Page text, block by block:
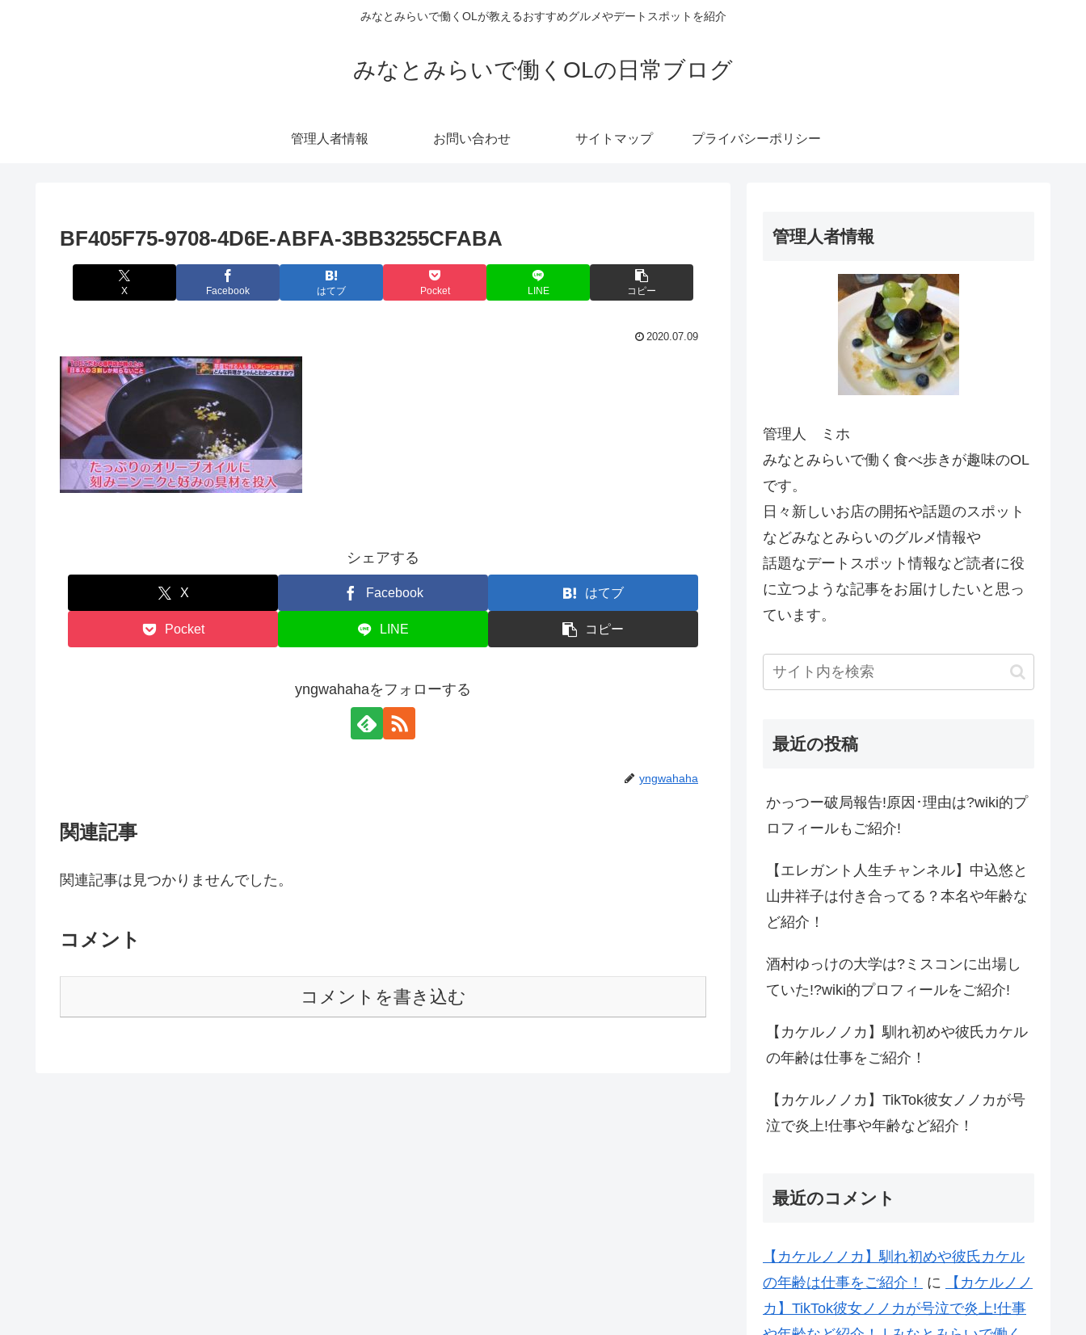
みなとみらいで働くOLが教えるおすすめグルメやデートスポットを紹介
みなとみらいで働くOLの日常ブログ
管理人者情報 お問い合わせ サイトマップ プライバシーポリシー
BF405F75-9708-4D6E-ABFA-3BB3255CFABA
X Facebook はてブ Pocket LINE コピー
2020.07.09
シェアする
X Facebook はてブ
Pocket LINE コピー
yngwahahaをフォローする
yngwahaha
関連記事
関連記事は見つかりませんでした。
コメント
コメントを書き込む
管理人者情報
管理人 ミホ
みなとみらいで働く食べ歩きが趣味のOL
です。
日々新しいお店の開拓や話題のスポット
などみなとみらいのグルメ情報や
話題なデートスポット情報など読者に役
に立つような記事をお届けしたいと思っ
ています。
最近の投稿
かっつー破局報告!原因･理由は?wiki的プ
ロフィールもご紹介!
【エレガント人生チャンネル】中込悠と
山井祥子は付き合ってる？本名や年齢な
ど紹介！
酒村ゆっけの大学は?ミスコンに出場し
ていた!?wiki的プロフィールをご紹介!
【カケルノノカ】馴れ初めや彼氏カケル
の年齢は仕事をご紹介！
【カケルノノカ】TikTok彼女ノノカが号
泣で炎上!仕事や年齢など紹介！
最近のコメント
【カケルノノカ】馴れ初めや彼氏カケル
の年齢は仕事をご紹介！
に
【カケルノノ
カ】TikTok彼女ノノカが号泣で炎上!仕事